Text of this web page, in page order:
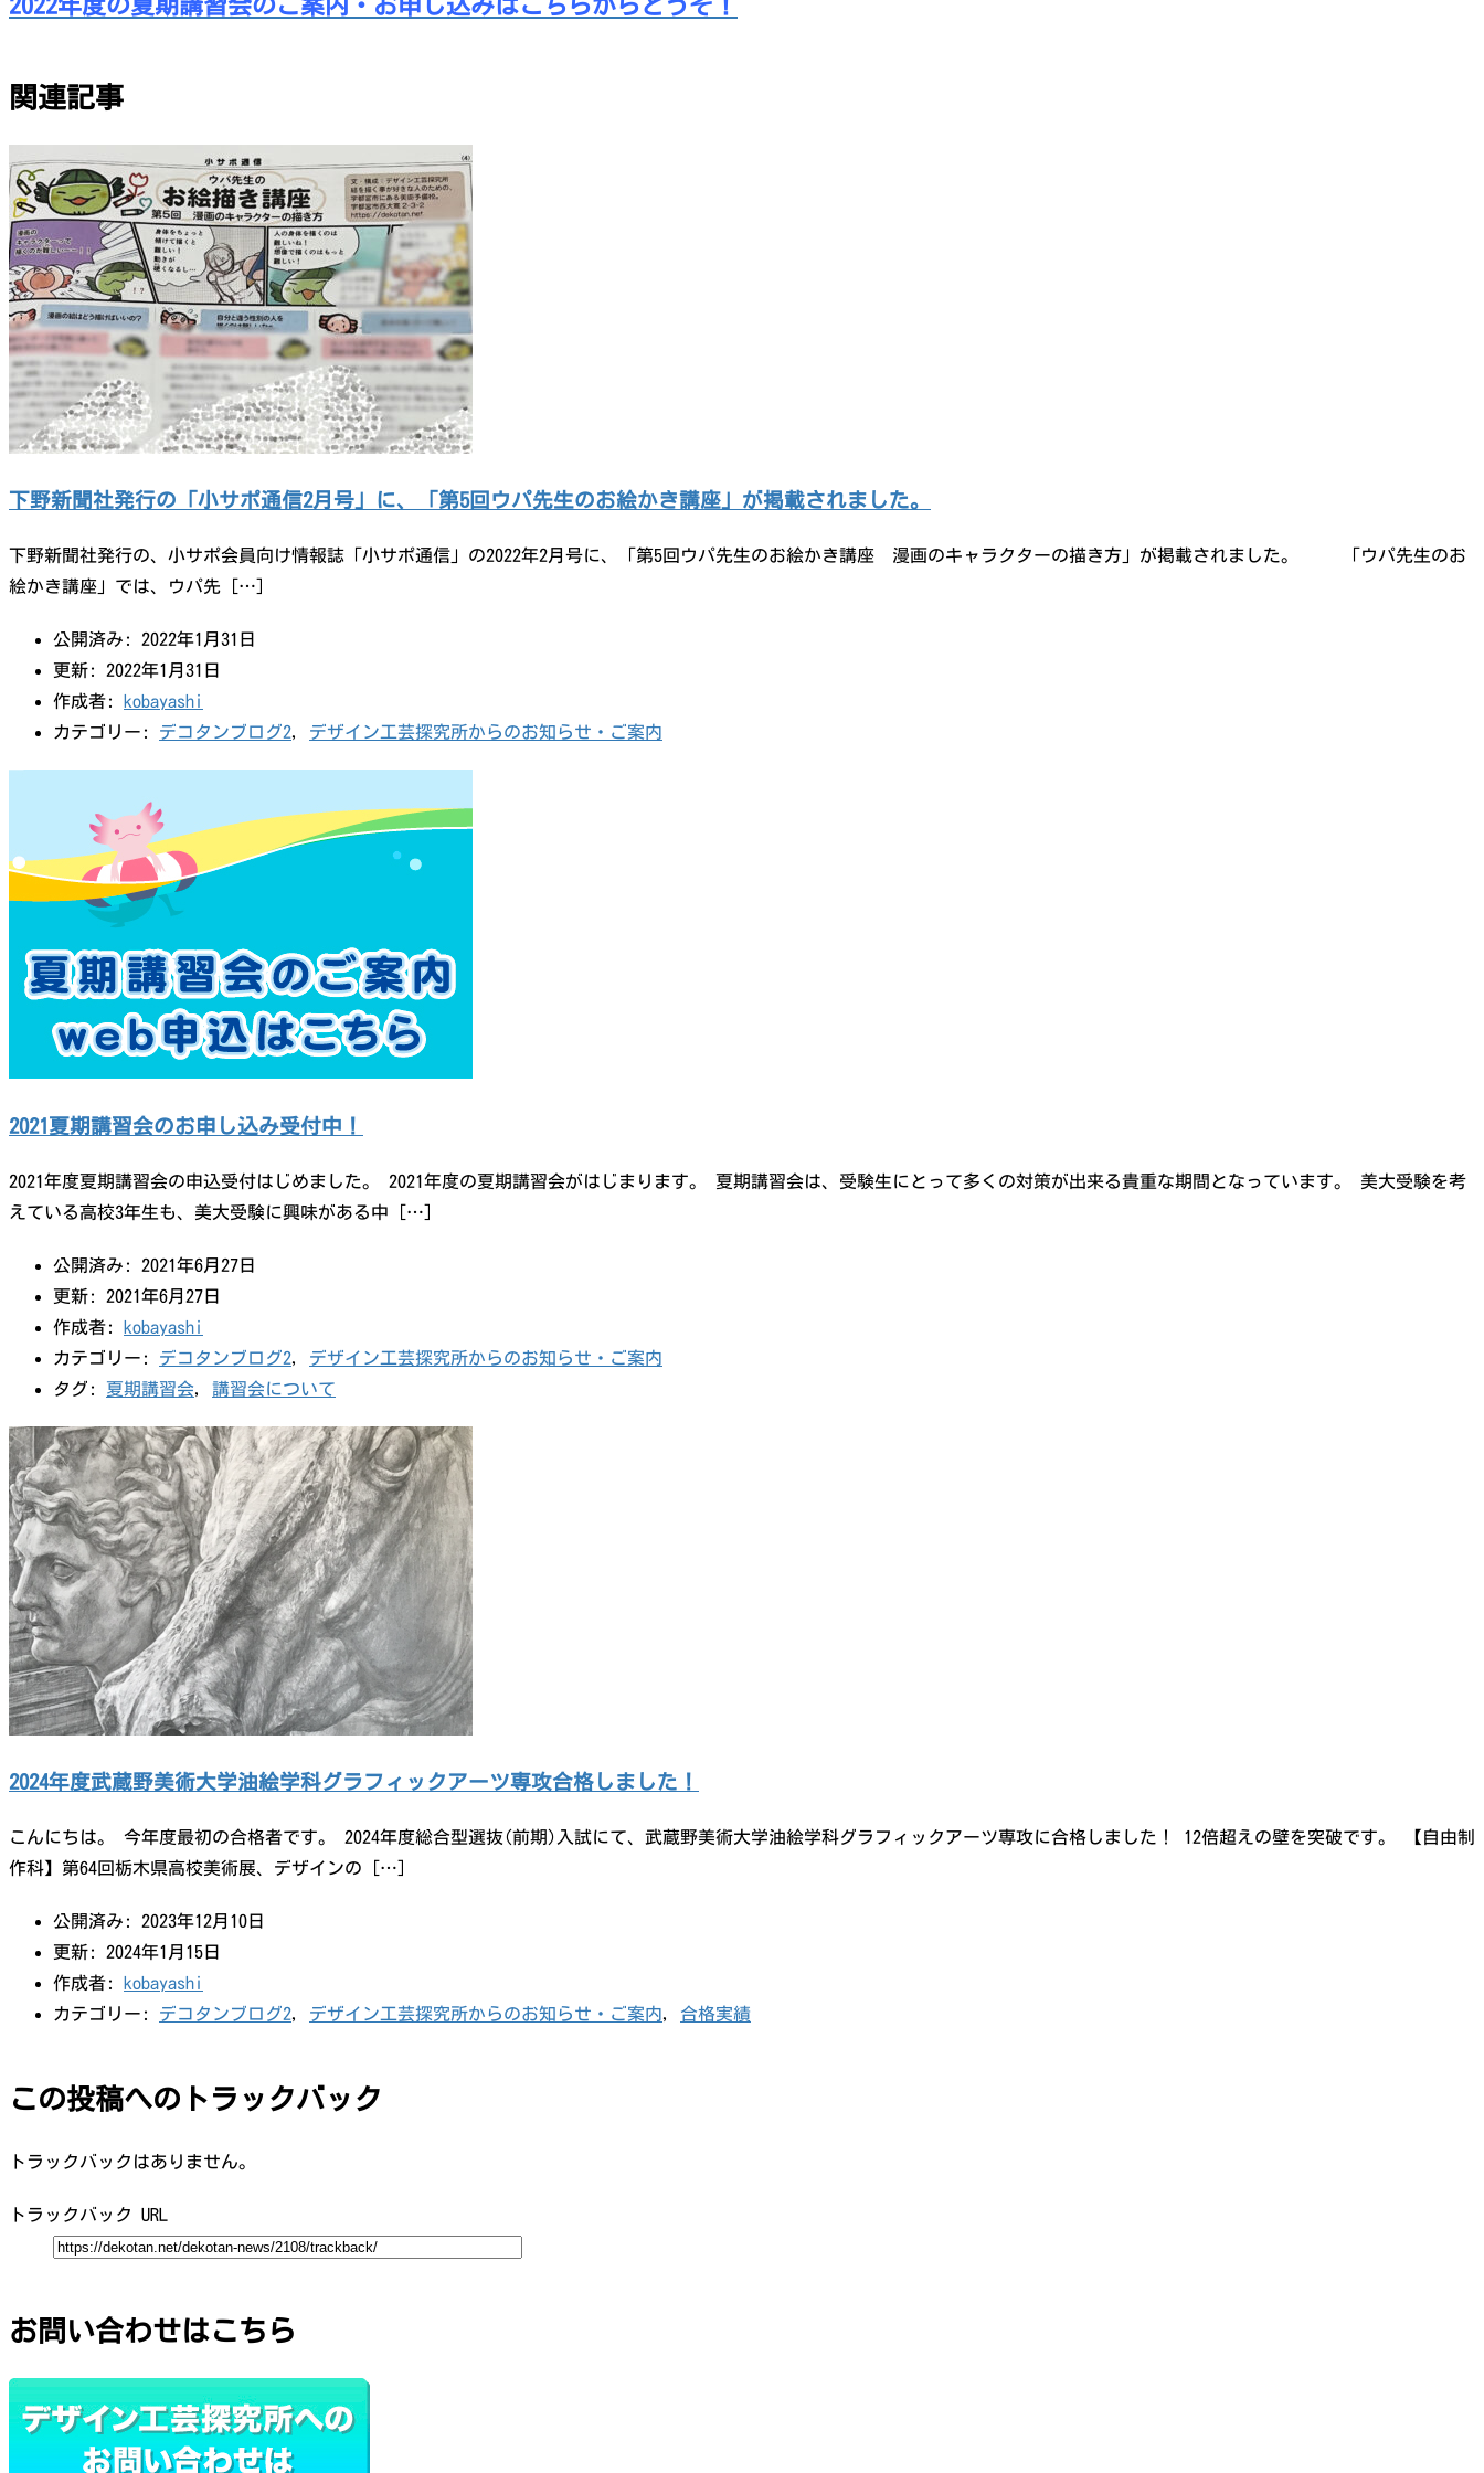
2022年度の夏期講習会のご案内・お申し込みはこちらからどうぞ！
関連記事
下野新聞社発行の「小サポ通信2月号」に、「第5回ウパ先生のお絵かき講座」が掲載されました。
下野新聞社発行の、小サポ会員向け情報誌「小サポ通信」の2022年2月号に、「第5回ウパ先生のお絵かき講座 漫画のキャラクターの描き方」が掲載されました。 「ウパ先生のお
絵かき講座」では、ウパ先 […]
公開済み: 2022年1月31日
更新: 2022年1月31日
作成者:
kobayashi
カテゴリー: デコタンブログ2, デザイン工芸探究所からのお知らせ・ご案内
2021夏期講習会のお申し込み受付中！
2021年度夏期講習会の申込受付はじめました。 2021年度の夏期講習会がはじまります。 夏期講習会は、受験生にとって多くの対策が出来る貴重な期間となっています。 美大受験を考
えている高校3年生も、美大受験に興味がある中 […]
公開済み: 2021年6月27日
更新: 2021年6月27日
作成者: kobayashi
カテゴリー: デコタンブログ2, デザイン工芸探究所からのお知らせ・ご案内
タグ: 夏期講習会, 講習会について
2024年度武蔵野美術大学油絵学科グラフィックアーツ専攻合格しました！
こんにちは。 今年度最初の合格者です。 2024年度総合型選抜(前期)入試にて、武蔵野美術大学油絵学科グラフィックアーツ専攻に合格しました！ 12倍超えの壁を突破です。 【自由制
作科】第64回栃木県高校美術展、デザインの […]
公開済み: 2023年12月10日
更新: 2024年1月15日
作成者:
kobayashi
カテゴリー: デコタンブログ2, デザイン工芸探究所からのお知らせ・ご案内, 合格実績
この投稿へのトラックバック
トラックバックはありません。
トラックバック URL
お問い合わせはこちら